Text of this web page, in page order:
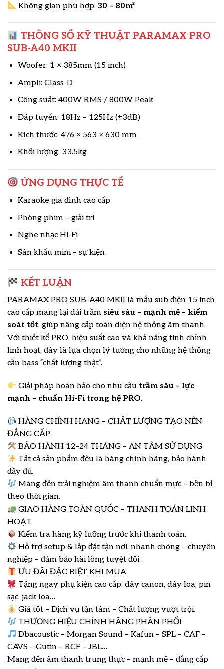
Không gian phù hợp:30 – 80m²
THÔNG SỐ KỸ THUẬT PARAMAX PRO
SUB-A40 MKII
Woofer: 1 × 385mm (15 inch)
Ampli: Class-D
Công suất: 400W RMS / 800W Peak
Đáp tuyến: 18Hz – 125Hz (±3dB)
Kích thước: 476 × 563 × 630 mm
Khối lượng: 33.5kg
ỨNG DỤNG THỰC TẾ
Karaoke gia đình cao cấp
Phòng phim – giải trí
Nghe nhạc Hi-Fi
Sân khấu mini – sự kiện
KẾT LUẬN
PARAMAX PRO SUB-A40 MKII là mẫu sub điện 15 inch
cao cấp mang lại dải trầm siêu sâu – mạnh mẽ – kiểm
soát tốt, giúp nâng cấp toàn diện hệ thống âm thanh.
Với thiết kế PRO, hiệu suất cao và khả năng tinh chỉnh
linh hoạt, đây là lựa chọn lý tưởng cho những hệ thống
cần bass “chất lượng thật”.
Giải pháp hoàn hảo cho nhu cầu trầm sâu – lực
mạnh – chuẩn Hi-Fi trong hệ PRO.
HÀNG CHÍNH HÃNG – CHẤT LƯỢNG TẠO NÊN
ĐẲNG CẤP
BẢO HÀNH 12–24 THÁNG – AN TÂM SỬ DỤNG
Tất cả sản phẩm đều là hàng chính hãng, bảo hành
đầy đủ.
Mang đến trải nghiệm âm thanh chuẩn mực – bền bỉ
theo thời gian.
GIAO HÀNG TOÀN QUỐC – THANH TOÁN LINH
HOẠT
Kiểm tra hàng kỹ lưỡng trước khi thanh toán.
Hỗ trợ setup & lắp đặt tận nơi, nhanh chóng – chuyên
nghiệp – đảm bảo hài lòng tuyệt đối.
ƯU ĐÃI ĐẶC BIỆT KHI MUA
Tặng ngay phụ kiện cao cấp: dây canon, dây loa, pin
sạc, jack loa…
Giá tốt – Dịch vụ tận tâm – Chất lượng vượt trội.
THƯƠNG HIỆU CHÍNH HÃNG PHÂN PHỐI
Dbacoustic – Morgan Sound – Kafun – SPL – CAF –
CAVS – Gutin – RCF – JBL…
Mang đến âm thanh trung thực – mạnh mẽ – đẳng cấp